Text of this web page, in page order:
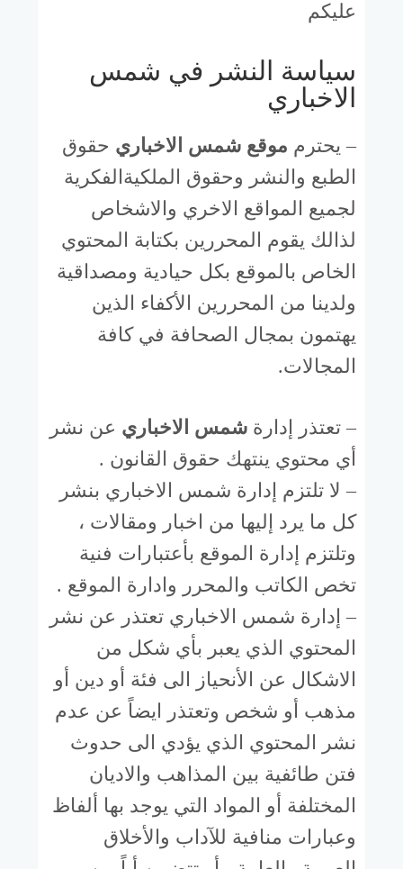
عليكم
سياسة النشر في شمس
الاخباري
– يحترم موقع شمس الاخباري حقوق
الطبع والنشر وحقوق الملكيةالفكرية
لجميع المواقع الاخري والاشخاص
لذالك يقوم المحررين بكتابة المحتوي
الخاص بالموقع بكل حيادية ومصداقية
ولدينا من المحررين الأكفاء الذين
يهتمون بمجال الصحافة في كافة
المجالات.
– تعتذر إدارةشمس الاخباري عن نشر
أي محتوي ينتهك حقوق القانون .
– لا تلتزم إدارة شمس الاخباري بنشر
كل ما يرد إليها من اخبار ومقالات ،
وتلتزم إدارة الموقع بأعتبارات فنية
تخص الكاتب والمحرر وادارة الموقع .
– إدارة شمس الاخباري تعتذر عن نشر
المحتوي الذي يعبر بأي شكل من
الاشكال عن الأنحياز الى فئة أو دين أو
مذهب أو شخص وتعتذر ايضاً عن عدم
نشر المحتوي الذي يؤدي الى حدوث
فتن طائفية بين المذاهب والاديان
المختلفة أو المواد التي يوجد بها ألفاظ
وعبارات منافية للآداب والأخلاق